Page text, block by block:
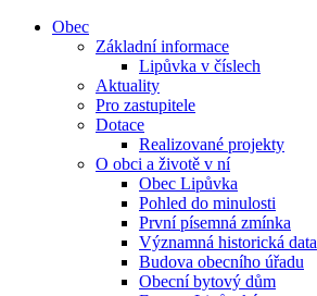
Obec
Základní informace
Lipůvka v číslech
Aktuality
Pro zastupitele
Dotace
Realizované projekty
O obci a životě v ní
Obec Lipůvka
Pohled do minulosti
První písemná zmínka
Významná historická data
Budova obecního úřadu
Obecní bytový dům